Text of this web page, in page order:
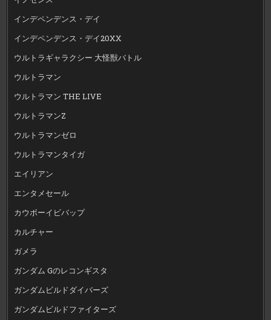
インデペンデンス・デイ
インデペンデンス・デイ20XX
ウルトラギャラクシー 大怪獣バトル
ウルトラマン
ウルトラマン THE LIVE
ウルトラマンZ
ウルトラマンゼロ
ウルトラマンタイガ
エイリアン
エンタメセール
カウボーイビバップ
カルチャー
ガメラ
ガンダム Gのレコンギスタ
ガンダムビルドダイバーズ
ガンダムビルドファイターズ